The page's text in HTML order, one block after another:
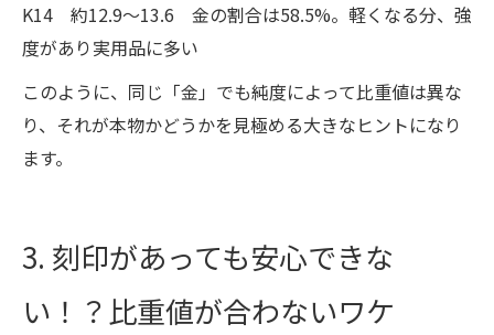
K14 約12.9～13.6 金の割合は58.5%。軽くなる分、強
度があり実用品に多い
このように、同じ「金」でも純度によって比重値は異な
り、それが本物かどうかを見極める大きなヒントになり
ます。
3. 刻印があっても安心できな
い！？比重値が合わないワケ